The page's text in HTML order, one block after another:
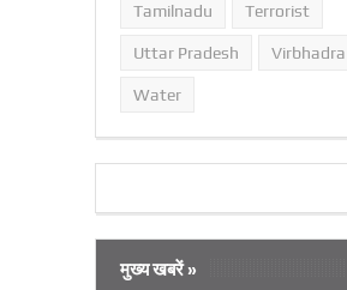
Tamilnadu Terrorist
Uttar Pradesh Virbhadra
Water
मुख्य खबरें »